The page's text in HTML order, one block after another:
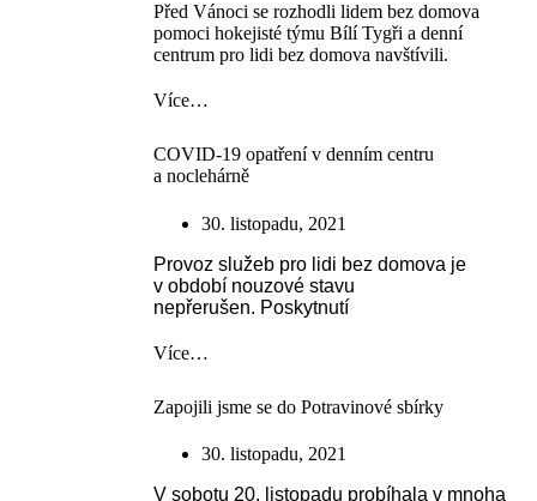
Před Vánoci se rozhodli lidem bez domova
pomoci hokejisté týmu Bílí Tygři a denní
centrum pro lidi bez domova navštívili.
Více…
COVID-19 opatření v denním centru
a noclehárně
30. listopadu, 2021
Provoz služeb pro lidi bez domova je
v období nouzové stavu
nepřerušen. Poskytnutí
Více…
Zapojili jsme se do Potravinové sbírky
30. listopadu, 2021
V sobotu 20. listopadu probíhala v mnoha